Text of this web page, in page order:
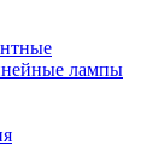
лампы